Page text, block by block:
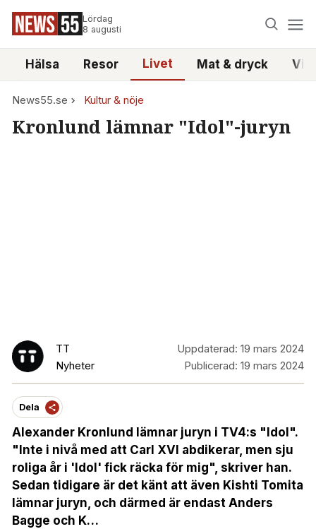
Lördag
8 augusti
Hälsa Resor Livet Mat & dryck
News55.se Kultur & nöje
Kronlund lämnar "Idol"-juryn
TT
Nyheter
Uppdaterad: 19 mars 2024
Publicerad: 19 mars 2024
Dela
Alexander Kronlund lämnar juryn i TV4:s "Idol".
"Inte i nivå med att Carl XVI abdikerar, men sju
roliga år i 'Idol' fick räcka för mig", skriver han.
Sedan tidigare är det känt att även Kishti Tomita
lämnar juryn, och därmed är endast Anders
Bagge och K…